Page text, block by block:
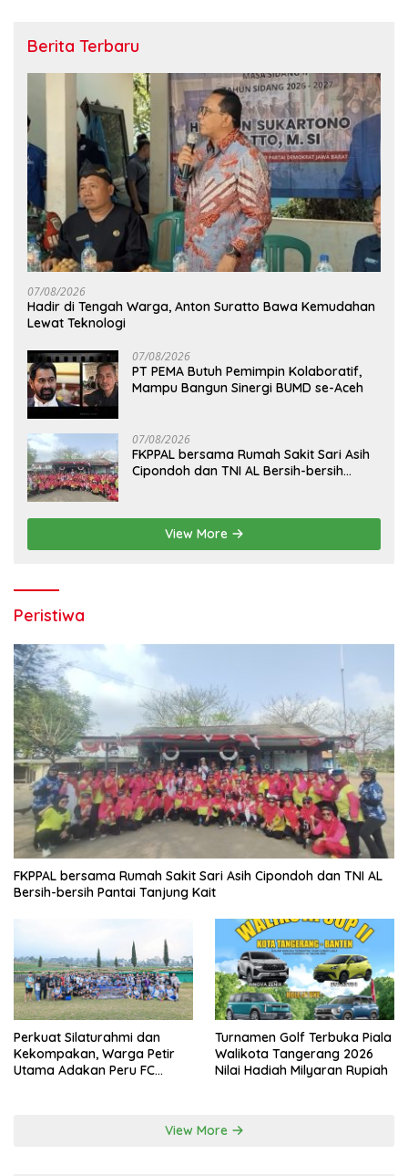
Berita Terbaru
07/08/2026
Hadir di Tengah Warga, Anton Suratto Bawa Kemudahan
Lewat Teknologi
07/08/2026
PT PEMA Butuh Pemimpin Kolaboratif,
Mampu Bangun Sinergi BUMD se-Aceh
07/08/2026
FKPPAL bersama Rumah Sakit Sari Asih
Cipondoh dan TNI AL Bersih-bersih
View More
Peristiwa
FKPPAL bersama Rumah Sakit Sari Asih Cipondoh dan TNI AL
Bersih-bersih Pantai Tanjung Kait
Perkuat Silaturahmi dan
Kekompakan, Warga Petir
Utama Adakan Peru FC
Turnamen Golf Terbuka Piala
Walikota Tangerang 2026
Nilai Hadiah Milyaran Rupiah
View More